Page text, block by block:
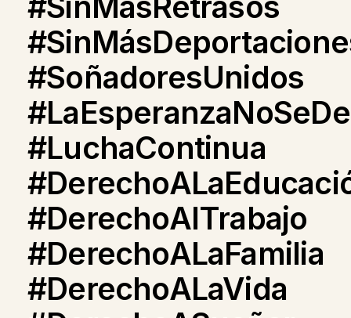
#SoñadoresUnidos
#LuchaContinua
#DerechoAlTrabajo
#DerechoALaFamilia
#DerechoALaVida